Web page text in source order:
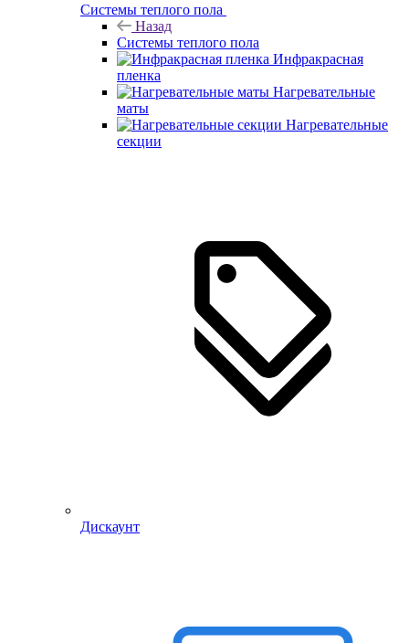
Системы теплого пола
Назад
Системы теплого пола
Инфракрасная
пленка
Нагревательные
маты
Нагревательные
секции
Дискаунт